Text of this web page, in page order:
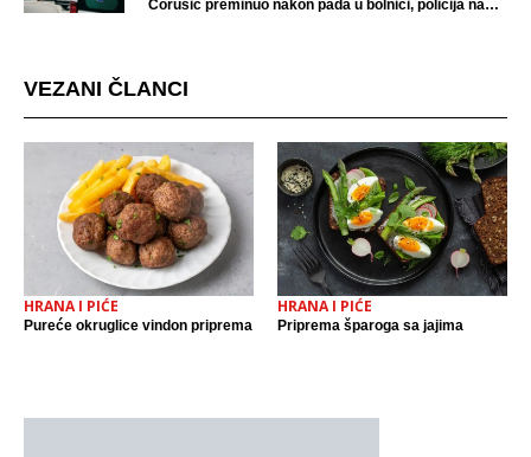
Ćorušić preminuo nakon pada u bolnici, policija na
VEZANI ČLANCI
HRANA I PIĆE
Pureće okruglice vindon priprema
HRANA I PIĆE
Priprema šparoga sa jajima